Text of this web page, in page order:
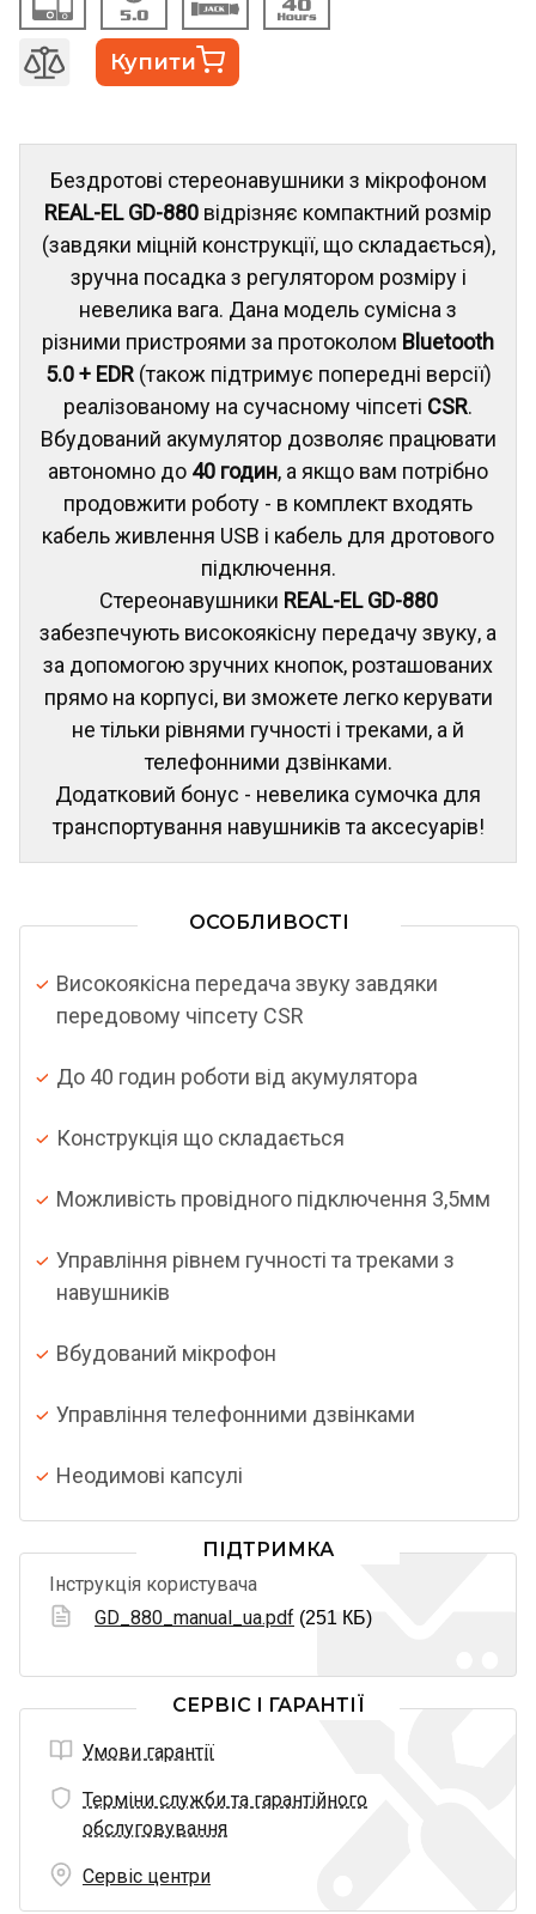
Купити
Бездротові стереонавушники з мікрофоном
REAL-EL GD-880 відрізняє компактний розмір
(завдяки міцній конструкції, що складається),
зручна посадка з регулятором розміру і
невелика вага. Дана модель сумісна з
різними пристроями за протоколом Bluetooth
5.0 + EDR(також підтримує попередні версії)
реалізованому на сучасному чіпсеті CSR.
Вбудований акумулятор дозволяє працювати
автономно до 40 годин, а якщо вам потрібно
продовжити роботу - в комплект входять
кабель живлення USB і кабель для дротового
підключення.
Стереонавушники REAL-EL GD-880
забезпечують високоякісну передачу звуку, а
за допомогою зручних кнопок, розташованих
прямо на корпусі, ви зможете легко керувати
не тільки рівнями гучності і треками, а й
телефонними дзвінками.
Додатковий бонус - невелика сумочка для
транспортування навушників та аксесуарів!
ОСОБЛИВОСТІ
Високоякісна передача звуку завдяки
передовому чіпсету CSR
До 40 годин роботи від акумулятора
Конструкція що складається
Можливість провідного підключення 3,5мм
Управління рівнем гучності та треками з
навушників
Вбудований мікрофон
Управління телефонними дзвінками
Неодимові капсулі
ПІДТРИМКА
Інструкція користувача
GD_880_manual_ua.pdf (251 КБ)
СЕРВІС І ГАРАНТІЇ
Умови гарантії
Терміни служби та гарантійного
обслуговування
Сервіс центри